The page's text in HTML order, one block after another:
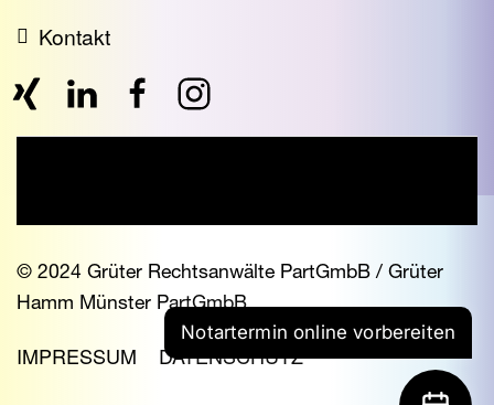
Kontakt
© 2024 Grüter Rechtsanwälte PartGmbB / Grüter
Hamm Münster PartGmbB
IMPRESSUM DATENSCHUTZ
Notartermin online vorbereiten